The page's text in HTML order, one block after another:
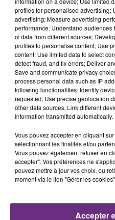
FIL D'ACTUS
profiles for personalised advertising;
advertising; Measure advertising
performance; Understand audiences
of data from different sources;
profiles to personalise content; Use
content; Use limited data to select
detect fraud, and fix errors; Deliver
Save and communicate privacy
process personal data such as IP
following functionalities: Identify
requested; Use precise geolocation
other data sources; Link different
information transmitted automatically.
Vous pouvez accepter en cliquant
sélectionnant les finalités et/ou
Vous pouvez également refuser en
accepter". Vos préférences ne
pouvez mettre à jour vos choix, ou
moment via le lien "Gérer les
Accepter